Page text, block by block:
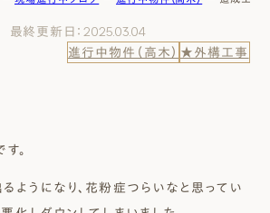
終更新日：2025.03.04
進行中物件（高木） ★外構工事
。
ようになり、花粉症つらいなと思ってい